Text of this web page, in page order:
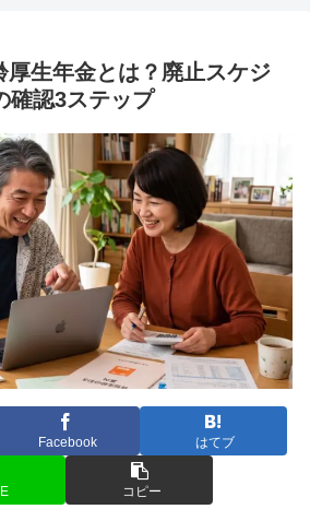
厚生年金とは？廃止スケジ
確認3ステップ
Facebook はてブ
コピー